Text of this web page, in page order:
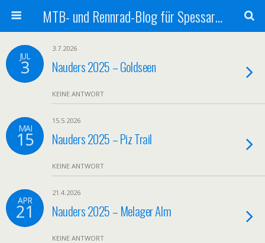
MTB- und Rennrad-Blog für Spessart und Umgebung
JUL
3
3.7.2026
Nauders 2025 – Goldseen
KEINE ANTWORT
MAI
15
15.5.2026
Nauders 2025 – Piz Trail
KEINE ANTWORT
APR
21
21.4.2026
Nauders 2025 – Melager Alm
KEINE ANTWORT